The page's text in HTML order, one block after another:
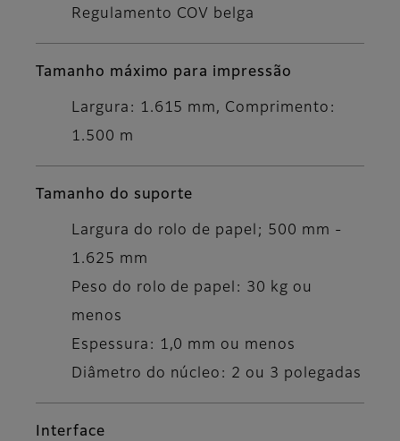
Regulamento COV belga
Tamanho máximo para impressão
Largura: 1.615 mm, Comprimento:
1.500 m
Tamanho do suporte
Largura do rolo de papel; 500 mm -
1.625 mm
Peso do rolo de papel: 30 kg ou
menos
Espessura: 1,0 mm ou menos
Diâmetro do núcleo: 2 ou 3 polegadas
Interface